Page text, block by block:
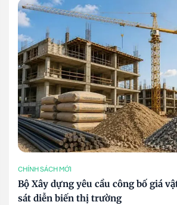
CHÍNH SÁCH MỚI
Bộ Xây dựng yêu cầu công bố giá
sát diễn biến thị trường